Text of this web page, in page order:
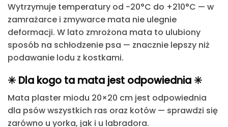
Wytrzymuje temperatury od -20°C do +210°C — w
zamrażarce i zmywarce mata nie ulegnie
deformacji. W lato zmrożona mata to ulubiony
sposób na schłodzenie psa — znacznie lepszy niż
podawanie lodu z kostkami.
✳️ Dla kogo ta mata jest odpowiednia ✳️
Mata plaster miodu 20×20 cm jest odpowiednia
dla psów wszystkich ras oraz kotów — sprawdzi się
zarówno u yorka, jak i u labradora.